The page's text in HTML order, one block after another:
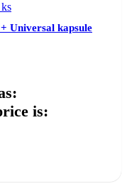
Universal kapsule
is: